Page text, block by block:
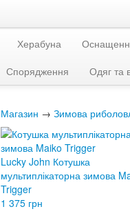
Херабуна
Спорядження Одяг та
Магазин → Зимова
Lucky John Котушка
мультиплікаторна зимова
Trigger
1 375 грн